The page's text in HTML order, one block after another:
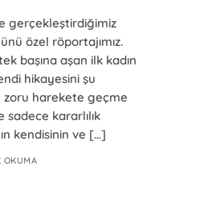
gerçekleştirdiğimiz
özel röportajımız.
başına aşan ilk kadın
hikayesini şu
zoru harekete geçme
sadece kararlılık
kendisinin ve […]
OKUMA